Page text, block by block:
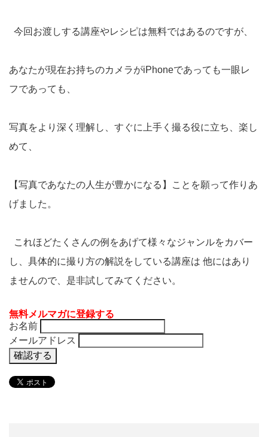
今回お渡しする講座やレシピは無料ではあるのですが、
あなたが現在お持ちのカメラがiPhoneであっても一眼レ
フであっても、
写真をより深く理解し、すぐに上手く撮る役に立ち、楽し
めて、
【写真であなたの人生が豊かになる】ことを願って作りあ
げました。
これほどたくさんの例をあげて様々なジャンルをカバー
し、具体的に撮り方の解説をしている講座は 他にはあり
ませんので、是非試してみてください。
無料メルマガに登録する
お名前
メールアドレス